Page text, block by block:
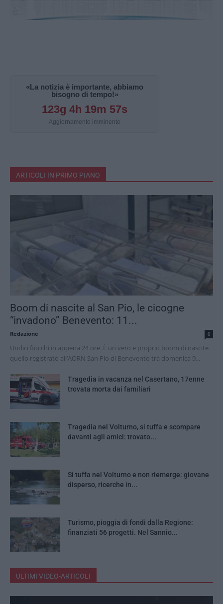
«La notizia è importante, abbiamo
bisogno di tempo!»
123g 4h 19m 56s
Aggiornamento imminente
ARTICOLI IN PRIMO PIANO
Boom di nascite al San Pio, le cicogne
“invadono” Benevento: 11...
Redazione 0
Undici fiocchi in appena 24 ore. È un vero e proprio boom di nascite
quello registrato all’AORN San Pio di Benevento tra domenica 9...
Tragedia in vacanza nel Casertano, 17enne
trovata morta dai familiari
Tragedia nel Volturno, si tuffa e scompare
davanti agli amici: trovato...
Si tuffa nel Volturno e non riemerge: giovane
disperso, ricerche in...
Turismo, pioggia di fondi dalla Regione:
finanziati 56 progetti. Nel Sannio...
ULTIMI VIDEO-ARTICOLI